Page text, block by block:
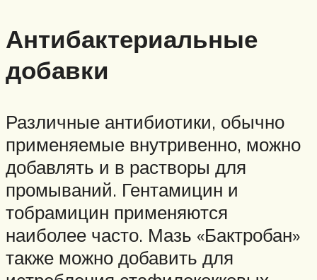
Антибактериальные
добавки
Различные антибиотики, обычно
применяемые внутривенно, можно
добавлять и в растворы для
промываний. Гентамицин и
тобрамицин применяются
наиболее часто. Мазь «Бактробан»
также можно добавить для